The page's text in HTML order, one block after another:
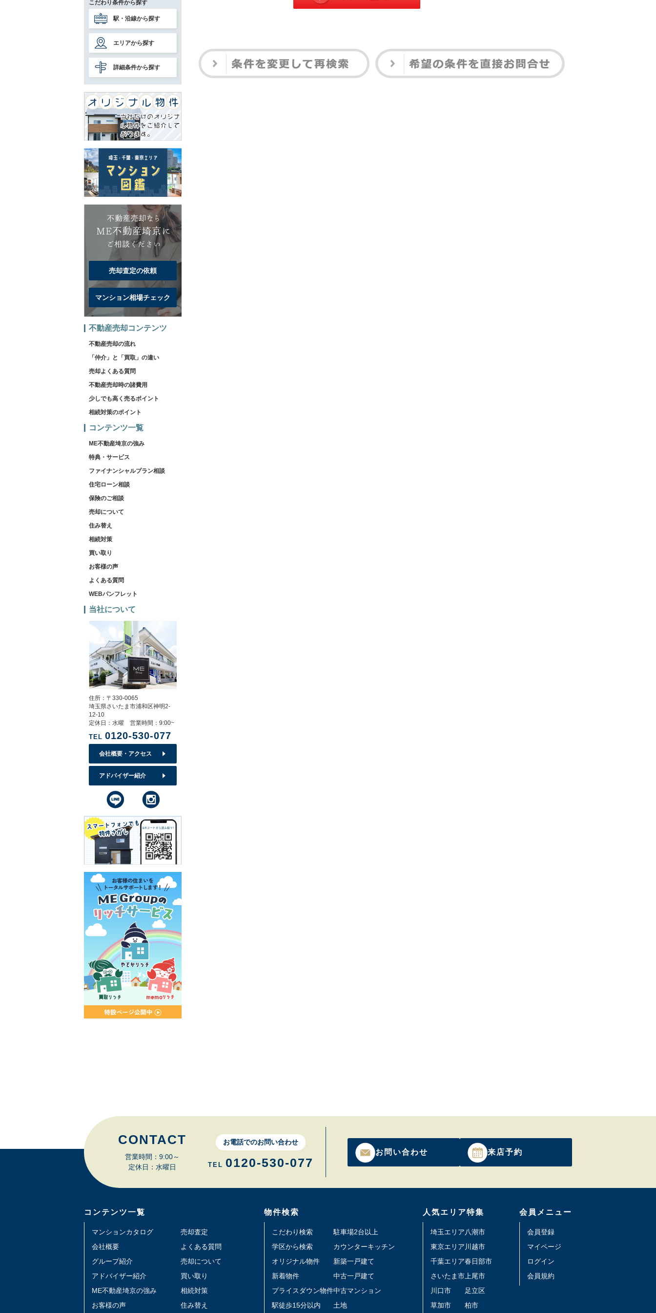
こだわり条件から探す
駅・沿線から探す
エリアから探す
詳細条件から探す
売却査定の依頼
マンション相場チェック
不動産売却コンテンツ
不動産売却の流れ
「仲介」と「買取」の違い
売却よくある質問
不動産売却時の諸費用
少しでも高く売るポイント
相続対策のポイント
コンテンツ一覧
ME不動産埼京の強み
特典・サービス
ファイナンシャルプラン相談
住宅ローン相談
保険のご相談
売却について
住み替え
相続対策
買い取り
お客様の声
よくある質問
WEBパンフレット
当社について
住所：〒330-0065
埼玉県さいたま市浦和区神明2-
12-10
定休日：水曜 営業時間：9:00~
TEL 0120-530-077
会社概要・アクセス
アドバイザー紹介
CONTACT
営業時間：9:00～
定休日：水曜日
お電話でのお問い合わせ
TEL 0120-530-077
お問い合わせ 来店予約
コンテンツ一覧
マンションカタログ
会社概要
グループ紹介
アドバイザー紹介
ME不動産埼京の強み
お客様の声
売却査定
よくある質問
売却について
買い取り
相続対策
住み替え
物件検索
こだわり検索
学区から検索
オリジナル物件
新着物件
プライスダウン物件
駅徒歩15分以内
駐車場2台以上
カウンターキッチン
新築一戸建て
中古一戸建て
中古マンション
土地
人気エリア特集
埼玉エリア
東京エリア
千葉エリア
さいたま市
川口市
草加市
八潮市
川越市
春日部市
上尾市
足立区
柏市
会員メニュー
会員登録
マイページ
ログイン
会員規約